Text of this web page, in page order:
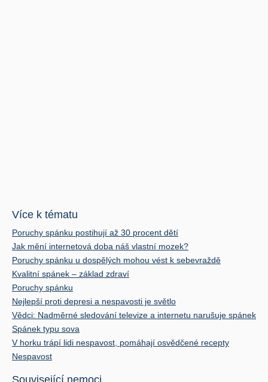
Více k tématu
Poruchy spánku postihují až 30 procent dětí
Jak mění internetová doba náš vlastní mozek?
Poruchy spánku u dospělých mohou vést k sebevraždě
Kvalitní spánek – základ zdraví
Poruchy spánku
Nejlepší proti depresi a nespavosti je světlo
Vědci: Nadměrné sledování televize a internetu narušuje spánek
Spánek typu sova
V horku trápí lidi nespavost, pomáhají osvědčené recepty
Nespavost
Související nemoci